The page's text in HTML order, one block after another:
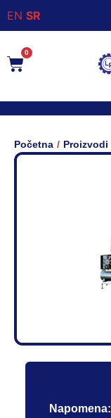
EN SR
0
Početna / Proizvodi
Napomena: